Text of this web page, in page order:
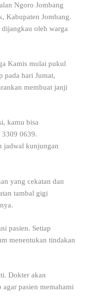
Ngoro Jombang
Kabupaten Jombang.
oleh warga
Kamis mulai pukul
pada hari Jumat,
membuat janji
kamu bisa
0639.
jadwal kunjungan
yang cekatan dan
tambal gigi
pasien. Setiap
menentukan tindakan
Dokter akan
pasien memahami